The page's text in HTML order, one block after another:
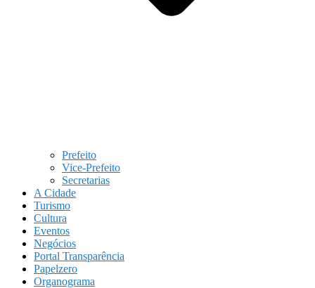
Prefeito
Vice-Prefeito
Secretarias
A Cidade
Turismo
Cultura
Eventos
Negócios
Portal Transparência
Papelzero
Organograma